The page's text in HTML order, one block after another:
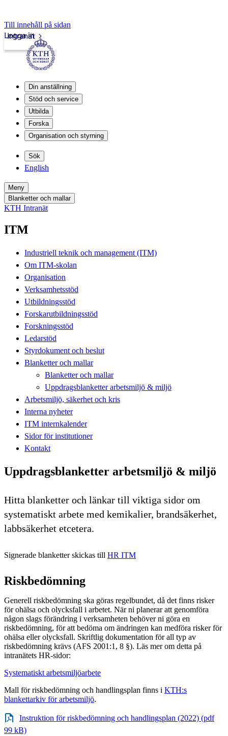
Till innehåll på sidan
Intranät
Logga in
Din anställning
Stöd och service
Utbilda
Forska
Organisation och styrning
Sök
English
Meny
Blanketter och mallar
KTH Intranät
ITM
Industriell teknik och management (ITM)
Om ITM-skolan
Organisation
Verksamhetsstöd
Utbildningsstöd
Forskarutbildningsstöd
Forskningsstöd
Ledarstöd
Styrdokument och beslut
Blanketter och mallar
Blanketter och mallar
Uppdragsblanketter arbetsmiljö & miljö
Arbetsmiljö, säkerhet och kris
Interna nyheter
ITM internkalender
Sidor för institutioner
Kontakt
Uppdragsblanketter arbetsmiljö & miljö
Hitta blanketter och länkar till viktiga sidor om
systematiskt arbete med kemikalier, brandsäkerhet,
labbsäkerhet etcetera.
Signerade blanketter skickas till HR ITM
Riskbedömning
Generell riskbedömning ska göras regelbundet, då det finns risker
för ohälsa och olycksfall i arbetet. När ni planerar att genomföra
någon slags förändring i verksamheten behöver ni göra en
riskbedömning, för att bedöma om ändringen kan medföra risker för
ohälsa eller olycksfall. Skriftlig dokumentation för all typ av
riskbedömning krävs (AFS 2001:1, 8 §). Läs mer om detta på
intranätets HR-sidor:
Systematiskt arbetsmiljöarbete
Mall för riskbedömning och handlingsplan finns i KTH:s
blankettarkiv för arbetsmiljö.
Instruktion för riskbedömning och handlingsplan (2022) (pdf
99 kB)